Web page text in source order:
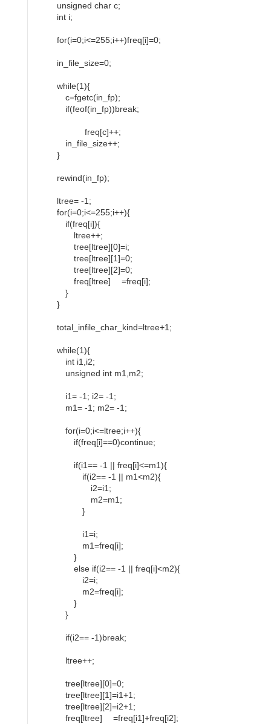
unsigned char c;
int i;
for(i=0;i<=255;i++)freq[i]=0;
in_file_size=0;
while(1){
c=fgetc(in_fp);
if(feof(in_fp))break;
freq[c]++;
in_file_size++;
}
rewind(in_fp);
ltree= -1;
for(i=0;i<=255;i++){
if(freq[i]){
ltree++;
tree[ltree][0]=i;
tree[ltree][1]=0;
tree[ltree][2]=0;
freq[ltree] =freq[i];
}
}
total_infile_char_kind=ltree+1;
while(1){
int i1,i2;
unsigned int m1,m2;
i1= -1; i2= -1;
m1= -1; m2= -1;
for(i=0;i<=ltree;i++){
if(freq[i]==0)continue;
if(i1== -1 || freq[i]<=m1){
if(i2== -1 || m1<m2){
i2=i1;
m2=m1;
}
i1=i;
m1=freq[i];
}
else if(i2== -1 || freq[i]<m2){
i2=i;
m2=freq[i];
}
}
if(i2== -1)break;
ltree++;
tree[ltree][0]=0;
tree[ltree][1]=i1+1;
tree[ltree][2]=i2+1;
freq[ltree] =freq[i1]+freq[i2];